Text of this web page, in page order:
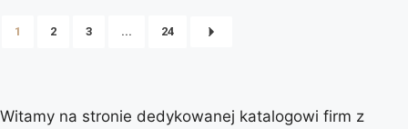
1 2 3 ... 24
Witamy na stronie dedykowanej katalogowi firm z